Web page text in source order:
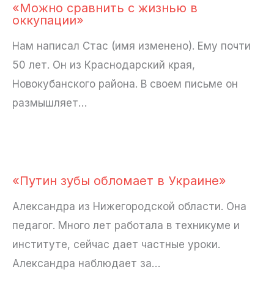
«Можно сравнить с жизнью в
оккупации»
Нам написал Стас (имя изменено). Ему почти
50 лет. Он из Краснодарский края,
Новокубанского района. В своем письме он
размышляет…
«Путин зубы обломает в Украине»
Александра из Нижегородской области. Она
педагог. Много лет работала в техникуме и
институте, сейчас дает частные уроки.
Александра наблюдает за…